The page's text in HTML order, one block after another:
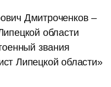
Дмитроченков –
области
звания
Липецкой области»